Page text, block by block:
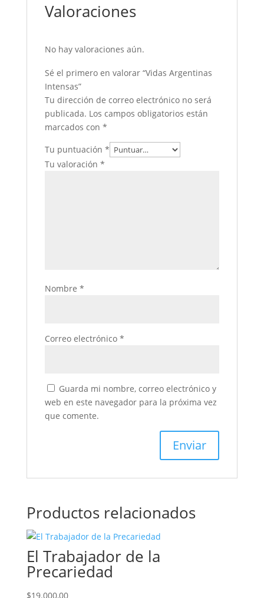
Valoraciones
No hay valoraciones aún.
Sé el primero en valorar “Vidas Argentinas
Intensas”
Tu dirección de correo electrónico no será
publicada. Los campos obligatorios están
marcados con *
Tu puntuación *
Tu valoración *
Nombre *
Correo electrónico *
Guarda mi nombre, correo electrónico y
web en este navegador para la próxima vez
que comente.
Productos relacionados
El Trabajador de la
Precariedad
$19.000,00